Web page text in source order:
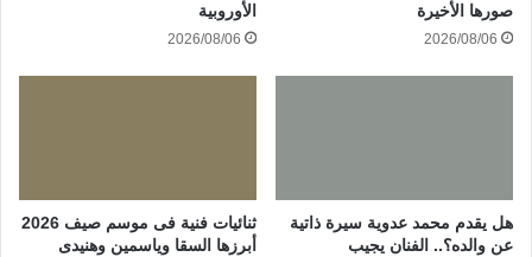
صورها الأخيرة
2026/08/06
الأوروبية
2026/08/06
هل يقدم محمد عدوية سيرة ذاتية
عن والده؟.. الفنان يجيب
ثنائيات فنية فى موسم صيف 2026
أبرزها السقا وياسمين وهنيدى